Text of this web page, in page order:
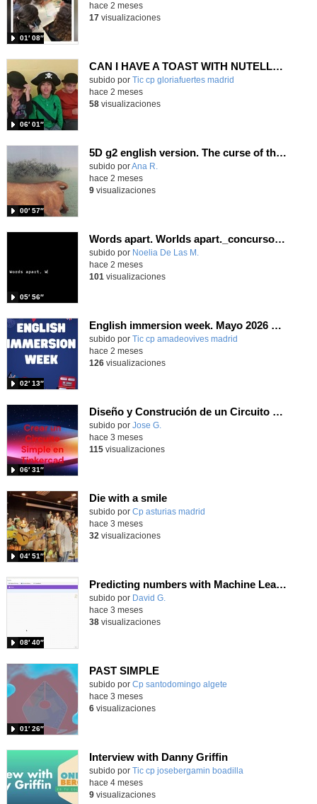
01′ 08″
hace 2 meses
17visualizaciones
CAN I HAVE A TOAST WITH NUTELLA? 4ºB
Contenido educativo.
subido por Tic cp gloriafuertes madrid
06′ 01″
hace 2 meses
58visualizaciones
5D g2 english version. The curse of the brawl
Contenido educativo.
subido porAna R.
00′ 57″
hace 2 meses
9visualizaciones
Words apart. Worlds apart._concursoscorto10_Autism
Contenido educativo.
subido por Noelia De Las M.
05′ 56″
hace 2 meses
101 visualizaciones
English immersion week. Mayo 2026 CEIP Amadeo Vives
Contenido educativo.
subido por Tic cp amadeovives madrid
02′ 13″
hace 2 meses
126visualizaciones
Diseño y Construción de un Circuito Simple en Tinkercad.
Contenido educativo.
subido por Jose G.
06′ 31″
hace 3 meses
115visualizaciones
Die with a smile
Contenido educativo.
subido por Cp asturias madrid
04′ 51″
hace 3 meses
32 visualizaciones
Predicting numbers with Machine Learning for Kids
Contenido educativo.
subido por David G.
08′ 40″
hace 3 meses
38visualizaciones
PAST SIMPLE
Contenido educativo.
subido por Cp santodomingo algete
01′ 26″
hace 3 meses
6visualizaciones
Interview with Danny Griffin
Contenido educativo.
subido por Tic cp josebergamin boadilla
hace 4 meses
9visualizaciones